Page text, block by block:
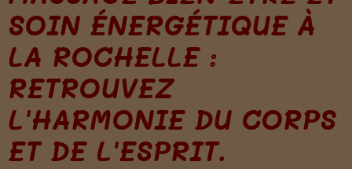
SOIN ÉNERGÉTIQUE À
LA ROCHELLE :
RETROUVEZ
L'HARMONIE DU CORPS
ET DE L'ESPRIT.